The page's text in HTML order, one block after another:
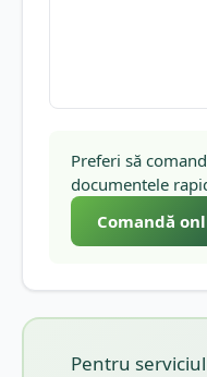
Preferi să
documentele
Comandă
Pentru serviciul